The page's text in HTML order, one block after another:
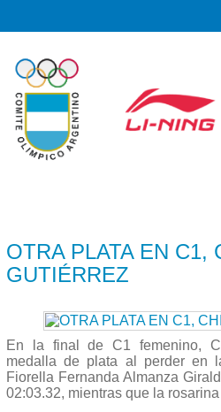
OTRA PLATA EN C1,
GUTIÉRREZ
En la final de C1 femenino,
medalla de plata al perder en
Fiorella Fernanda Almanza
02:03.32, mientras que la